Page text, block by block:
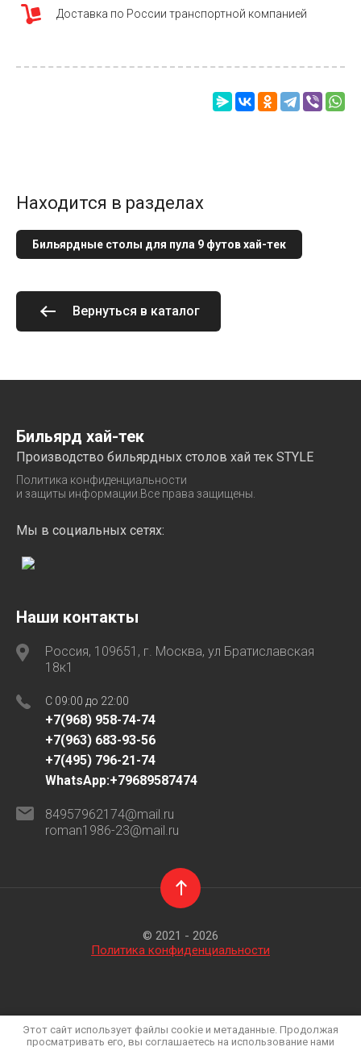
Доставка по России транспортной компанией
Находится в разделах
Бильярдные столы для пула 9 футов хай-тек
Вернуться в каталог
Бильярд хай-тек
Производство бильярдных столов хай тек STYLE
Политика конфиденциальности
и защиты информации.Все права защищены.
Мы в социальных сетях:
Наши контакты
Россия, 109651, г. Москва, ул Братиславская
18к1
C 09:00 до 22:00
+7(968) 958-74-74
+7(963) 683-93-56
+7(495) 796-21-74
WhatsApp:+79689587474
84957962174@mail.ru
roman1986-23@mail.ru
© 2021 - 2026
Политика конфиденциальности
Этот сайт использует файлы cookie и метаданные. Продолжая
просматривать его, вы соглашаетесь на использование нами